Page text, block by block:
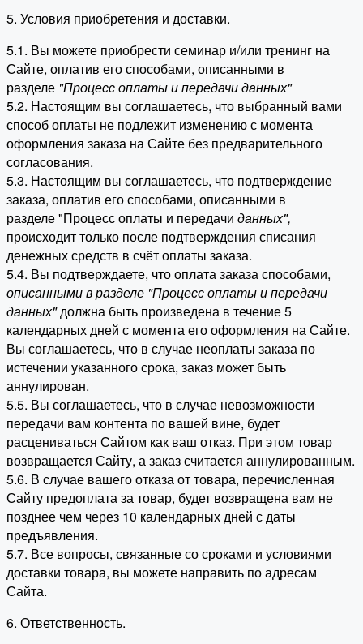
5. Условия приобретения и доставки.
5.1. Вы можете приобрести семинар и/или тренинг на
Сайте, оплатив его способами, описанными в
разделе "Процесс оплаты и передачи данных"
5.2. Настоящим вы соглашаетесь, что выбранный вами
способ оплаты не подлежит изменению с момента
оформления заказа на Сайте без предварительного
согласования.
5.3. Настоящим вы соглашаетесь, что подтверждение
заказа, оплатив его способами, описанными в
разделе "Процесс оплаты и передачи данных",
происходит только после подтверждения списания
денежных средств в счёт оплаты заказа.
5.4. Вы подтверждаете, что оплата заказа способами,
описанными в разделе "Процесс оплаты и передачи
данных"должна быть произведена в течение 5
календарных дней с момента его оформления на Сайте.
Вы соглашаетесь, что в случае неоплаты заказа по
истечении указанного срока, заказ может быть
аннулирован.
5.5. Вы соглашаетесь, что в случае невозможности
передачи вам контента по вашей вине, будет
расцениваться Сайтом как ваш отказ. При этом товар
возвращается Сайту, а заказ считается аннулированным.
5.6. В случае вашего отказа от товара, перечисленная
Сайту предоплата за товар, будет возвращена вам не
позднее чем через 10 календарных дней с даты
предъявления.
5.7. Все вопросы, связанные со сроками и условиями
доставки товара, вы можете направить по адресам
Сайта.
6. Ответственность.